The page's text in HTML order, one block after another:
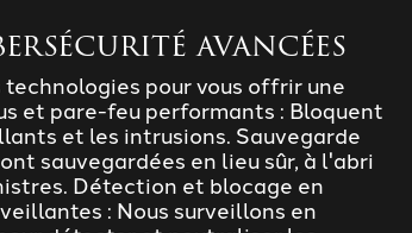
avancées
pour vous offrir une
et pare-feu performants : Bloquent
et les intrusions. Sauvegarde
sauvegardées en lieu sûr, à l'abri
Détection et blocage en
: Nous surveillons en